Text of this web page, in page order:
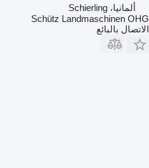
ألمانيا، Schierling
Schütz Landmaschinen OHG
الاتصال بالبائع